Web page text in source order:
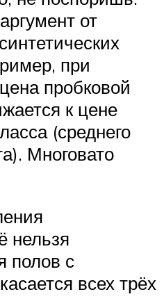
от
при
пробковой
к цене
(среднего
Многовато
нельзя
полов с
всех трёх